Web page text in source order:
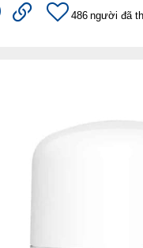
486 người đã